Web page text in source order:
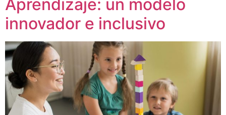
Aprendizaje: un modelo
innovador e inclusivo